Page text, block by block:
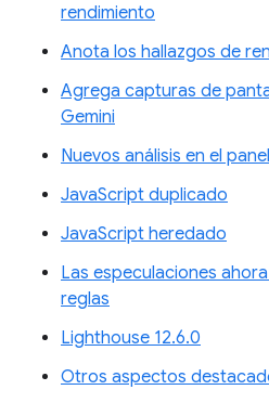
rendimiento
Anota los hallazgos de
Agrega capturas de
Gemini
Nuevos análisis en el
JavaScript duplicado
JavaScript heredado
Las especulaciones
reglas
Lighthouse 12.6.0
Otros aspectos